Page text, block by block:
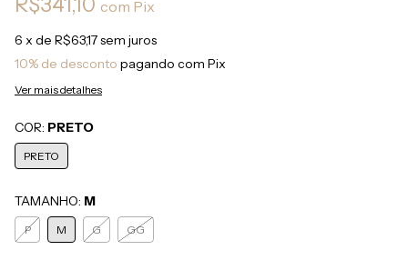
com Pix
6 x de R$63,17sem juros
10% de desconto pagando com Pix
Ver mais detalhes
COR: PRETO
PRETO
TAMANHO: M
P M G GG